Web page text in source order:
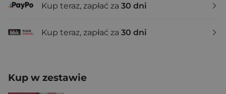
Kup teraz, zapłać za 30 dni
Kup teraz, zapłać za 30 dni
Kup w zestawie